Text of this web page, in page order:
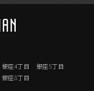
銀座4丁目
銀座5丁目
銀座8丁目